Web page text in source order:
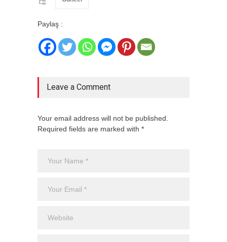
Paylaş :
Leave a Comment
Your email address will not be published.
Required fields are marked with *